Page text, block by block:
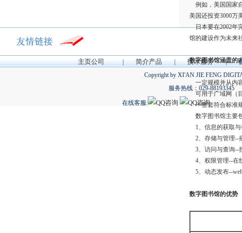
例如，美国国家
美国还投资3000万
日本要在2002年
馆的建设作为未来
数字图书馆涵盖的
一定规模并从内
可用于广域网（
一整套符合标准规
数字图书馆主要
1、信息的获取与
2、存储与管理--
3、访问与查询--
4、权限管理--在
5、动态发布--
数字图书馆的优势
主页公司|简介产品|技术服务| 解
Copyright by XI'AN JIE FENG
服务热线：029-
在线客服: